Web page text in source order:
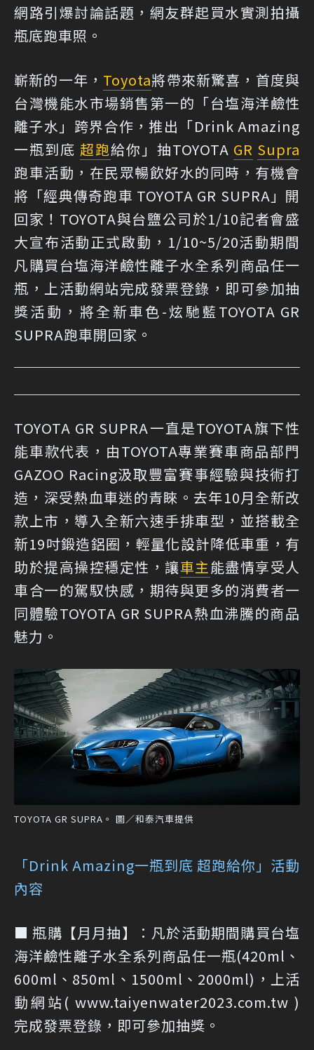
網路引爆討論話題，網友群起買水實測拍攝
瓶底跑車照。
嶄新的一年， Toyota將帶來新驚喜，首度與
台灣機能水市場銷售第一的「台塩海洋鹼性
離子水」跨界合作，推出「Drink Amazing
一瓶到底 超跑給你」抽TOYOTA GR Supra
跑車活動，在民眾暢飲好水的同時，有機會
將「經典傳奇跑車 TOYOTA GR SUPRA」開
回家！TOYOTA與台鹽公司於1/10記者會盛
大宣布活動正式啟動，1/10~5/20活動期間
凡購買台塩海洋鹼性離子水全系列商品任一
瓶，上活動網站完成發票登錄，即可參加抽
獎活動，將全新車色-炫馳藍TOYOTA GR
SUPRA跑車開回家。
TOYOTA GR SUPRA一直是TOYOTA旗下性
能車款代表，由TOYOTA專業賽車商品部門
GAZOO Racing汲取豐富賽事經驗與技術打
造，深受熱血車迷的青睞。去年10月全新改
款上市，導入全新六速手排車型，並搭載全
新19吋鍛造鋁圈，輕量化設計降低車重，有
助於提高操控穩定性，讓車主能盡情享受人
車合一的駕馭快感，期待與更多的消費者一
同體驗TOYOTA GR SUPRA熱血沸騰的商品
魅力。
TOYOTA GR SUPRA。 圖／和泰汽車提供
「Drink Amazing一瓶到底 超跑給你」活動
內容
■ 瓶購【月月抽】：凡於活動期間購買台塩
海洋鹼性離子水全系列商品任一瓶(420ml、
600ml、850ml、1500ml、2000ml)，上活
動網站( www.taiyenwater2023.com.tw )
完成發票登錄，即可參加抽獎。